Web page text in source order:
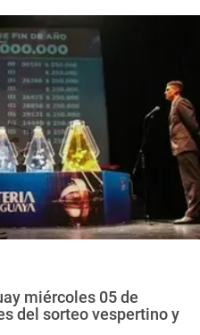
miércoles 05 de
del sorteo vespertino y